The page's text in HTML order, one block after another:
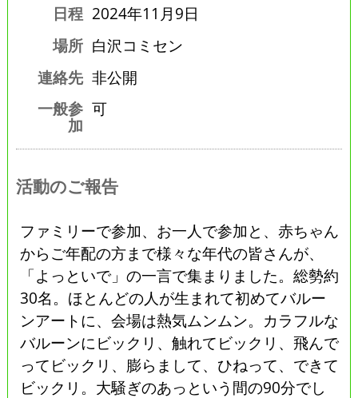
日程 2024年11月9日
場所 白沢コミセン
連絡先 非公開
一般参
加
可
活動のご報告
ファミリーで参加、お一人で参加と、赤ちゃん
からご年配の方まで様々な年代の皆さんが、
「よっといで」の一言で集まりました。総勢約
30名。ほとんどの人が生まれて初めてバルー
ンアートに、会場は熱気ムンムン。カラフルな
バルーンにビックリ、触れてビックリ、飛んで
ってビックリ、膨らまして、ひねって、できて
ビックリ。大騒ぎのあっという間の90分でし